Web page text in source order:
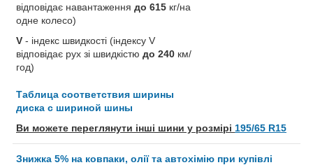
відповідає навантаження до 615 кг/на
одне колесо)
V - індекс швидкості (індексу V
відповідає рух зі швидкістю до 240 км/
год)
Таблица соответствия ширины
диска с шириной шины
Ви можете переглянути інші шини у розмірі 195/65 R15
Знижка 5% на ковпаки, олії та автохімію при купівлі